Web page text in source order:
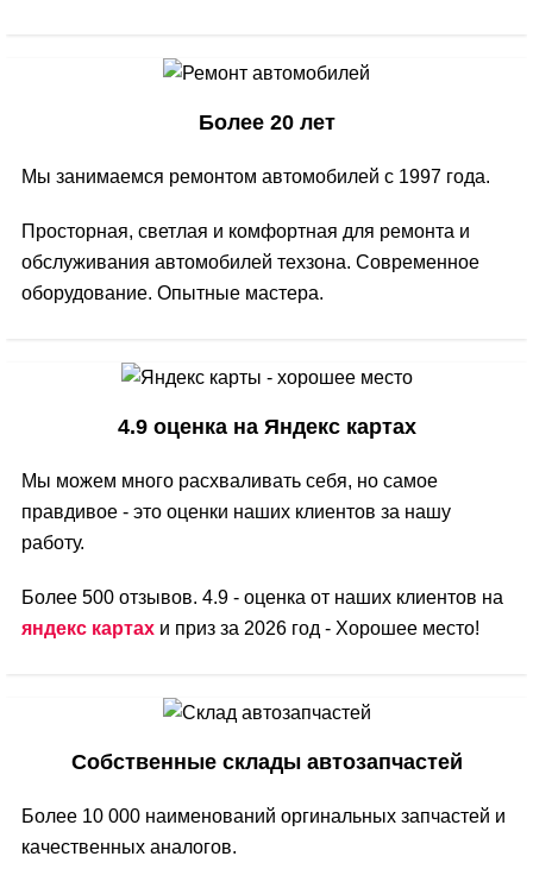
Более 20 лет
Мы занимаемся ремонтом автомобилей с 1997 года.
Просторная, светлая и комфортная для ремонта и
обслуживания автомобилей техзона. Современное
оборудование. Опытные мастера.
4.9 оценка на Яндекс картах
Мы можем много расхваливать себя, но самое
правдивое - это оценки наших клиентов за нашу
работу.
Более 500 отзывов. 4.9 - оценка от наших клиентов на
яндекс картах и приз за 2026 год - Хорошее место!
Собственные склады автозапчастей
Более 10 000 наименований оргинальных запчастей и
качественных аналогов.